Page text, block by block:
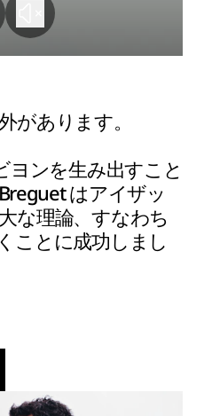
があります。
ヨンを生み出すこと
はアイザッ
な理論、すなわち
ことに成功しまし